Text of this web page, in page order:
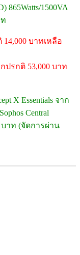
865Watts/1500VA
บาทเหลือ
ปรกติ 53,000 บาท
X Essentials จาก
Central
บาท (จัดการผ่าน